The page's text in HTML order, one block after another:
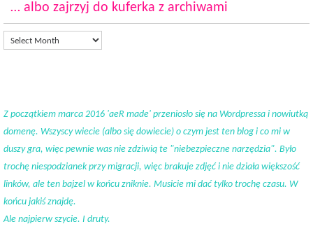
… albo zajrzyj do kuferka z archiwami
Z początkiem marca 2016 'aeR made' przeniosło się na Wordpressa i nowiutką
domenę. Wszyscy wiecie (albo się dowiecie) o czym jest ten blog i co mi w
duszy gra, więc pewnie was nie zdziwią te "niebezpieczne narzędzia". Było
trochę niespodzianek przy migracji, więc brakuje zdjęć i nie działa większość
linków, ale ten bajzel w końcu zniknie. Musicie mi dać tylko trochę czasu. W
końcu jakiś znajdę.
Ale najpierw szycie. I druty.